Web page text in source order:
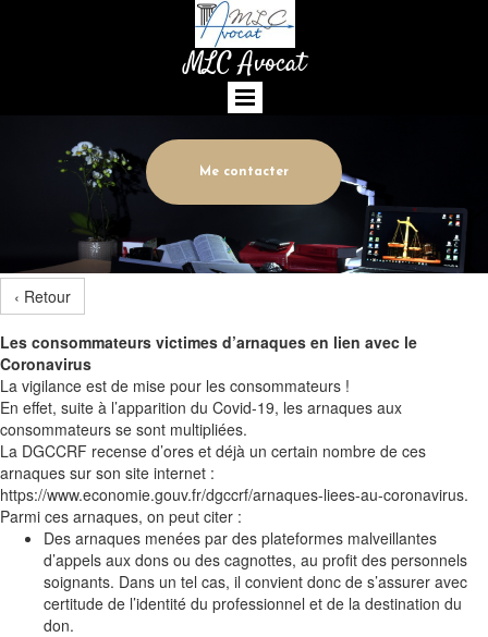
MLC Avocat
Me contacter
‹ Retour
Les consommateurs victimes d’arnaques en lien avec le
Coronavirus
La vigilance est de mise pour les consommateurs !
En effet, suite à l’apparition du Covid-19, les arnaques aux
consommateurs se sont multipliées.
La DGCCRF recense d’ores et déjà un certain nombre de ces
arnaques sur son site internet :
https://www.economie.gouv.fr/dgccrf/arnaques-liees-au-coronavirus.
Parmi ces arnaques, on peut citer :
Des arnaques menées par des plateformes malveillantes
d’appels aux dons ou des cagnottes, au profit des personnels
soignants. Dans un tel cas, il convient donc de s’assurer avec
certitude de l’identité du professionnel et de la destination du
don.